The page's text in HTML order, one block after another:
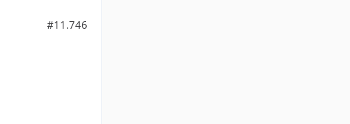
#11.746